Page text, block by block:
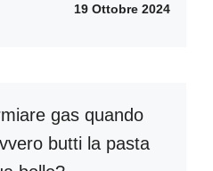
19 Ottobre 2024
gas quando
butti la pasta